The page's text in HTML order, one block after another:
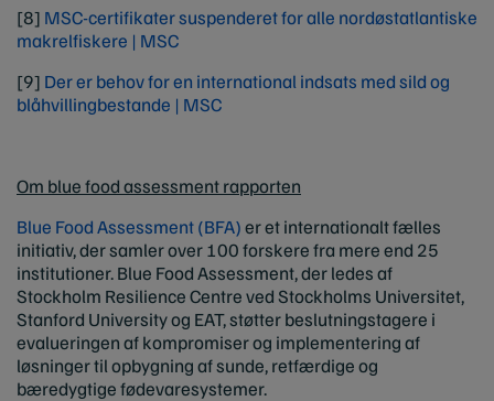
[8] MSC-certifikater suspenderet for alle nordøstatlantiske
makrelfiskere | MSC
[9] Der er behov for en international indsats med sild og
blåhvillingbestande | MSC
Om blue food assessment rapporten
Blue Food Assessment (BFA)er et internationalt fælles
initiativ, der samler over 100 forskere fra mere end 25
institutioner. Blue Food Assessment, der ledes af
Stockholm Resilience Centre ved Stockholms Universitet,
Stanford University og EAT, støtter beslutningstagere i
evalueringen af kompromiser og implementering af
løsninger til opbygning af sunde, retfærdige og
bæredygtige fødevaresystemer.